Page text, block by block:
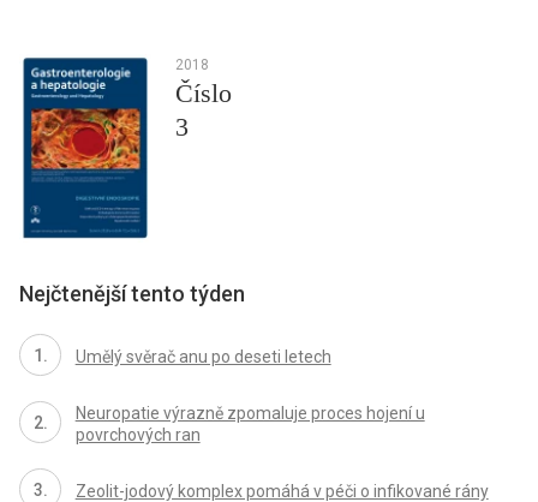
2018
Číslo
3
Nejčtenější tento týden
Umělý svěrač anu po deseti letech
Neuropatie výrazně zpomaluje proces hojení u
povrchových ran
Zeolit-jodový komplex pomáhá v péči o infikované rány